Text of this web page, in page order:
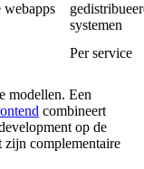
webapps
systemen
Per service
modellen. Een
combineert
op de
complementaire